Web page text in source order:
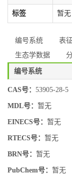
标签 暂无
编号系统 表
生态学数据
编号系统
CAS号： 53905-28-5
MDL号： 暂无
EINECS号： 暂无
RTECS号： 暂无
BRN号： 暂无
PubChem号： 暂无